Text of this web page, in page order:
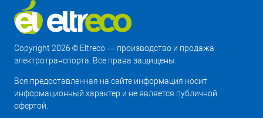
Copyright 2026 © Eltreco — производство и продажа
электротранспорта. Все права защищены.
Вся предоставленная на сайте информация носит
информационный характер и не является публичной
офертой.